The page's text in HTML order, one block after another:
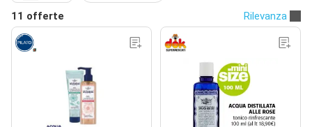
11 offerte
Rilevanza